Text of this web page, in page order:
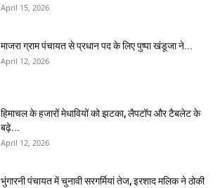
April 15, 2026
माजरा ग्राम पंचायत से प्रधान पद के लिए पुष्पा खंडूजा ने...
April 12, 2026
हिमाचल के हजारों मेधावियों को झटका, लैपटॉप और टैबलेट के
बढ़े...
April 12, 2026
भुंगारनी पंचायत में चुनावी सरगर्मियां तेज, इरशाद मलिक ने ठोकी